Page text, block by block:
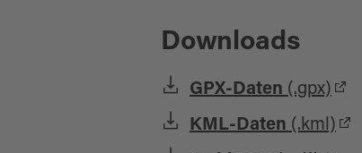
Downloads
GPX-Daten (.gpx)
KML-Daten (.kml)